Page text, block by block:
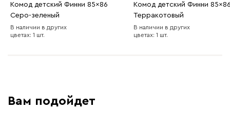
Комод детский Финни 85x86
Серо-зеленый
В наличии в других
цветах: 1 шт.
Комод детский Финни
Терракотовый
В наличии в других
цветах: 1 шт.
Вам подойдет